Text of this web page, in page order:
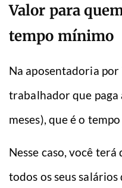
Valor para
tempo mínimo
Na aposentadoria por
trabalhador que paga
meses), que é o
Nesse caso, você
todos os seus